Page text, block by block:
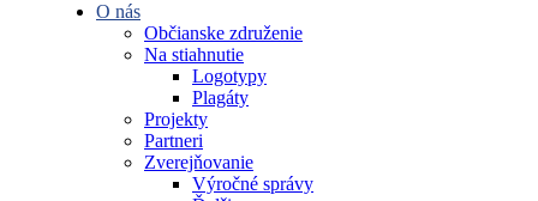
O nás
Občianske združenie
Na stiahnutie
Logotypy
Plagáty
Projekty
Partneri
Zverejňovanie
Výročné správy